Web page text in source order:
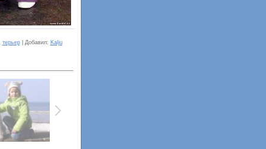
терьер| Добавил: Kalju